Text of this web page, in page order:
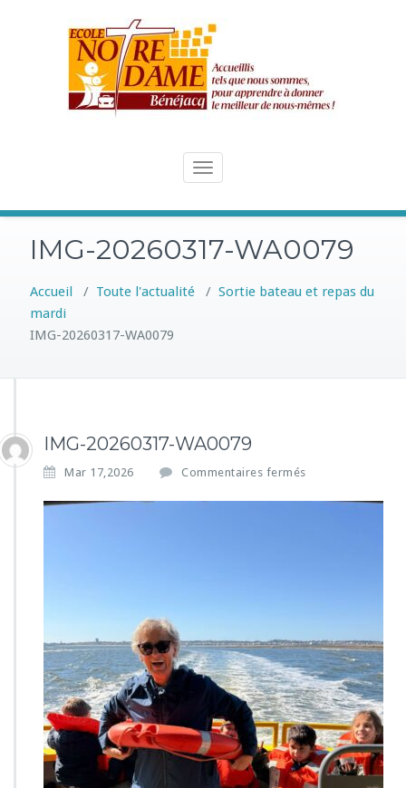
Toggle
IMG-20260317-WA0079
Accueil / Toute l'actualité / Sortie bateau et repas du
mardi
IMG-20260317-WA0079
IMG-20260317-WA0079
Mar 17,2026 Commentaires fermés
6
0
3
1
7
-
W
A